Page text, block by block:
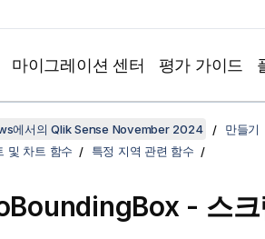
마이그레이션 센터 평가 가이드
에서의 Qlik Sense November 2024 만들기
및 차트 함수
특정 지역 관련 함수
- 스